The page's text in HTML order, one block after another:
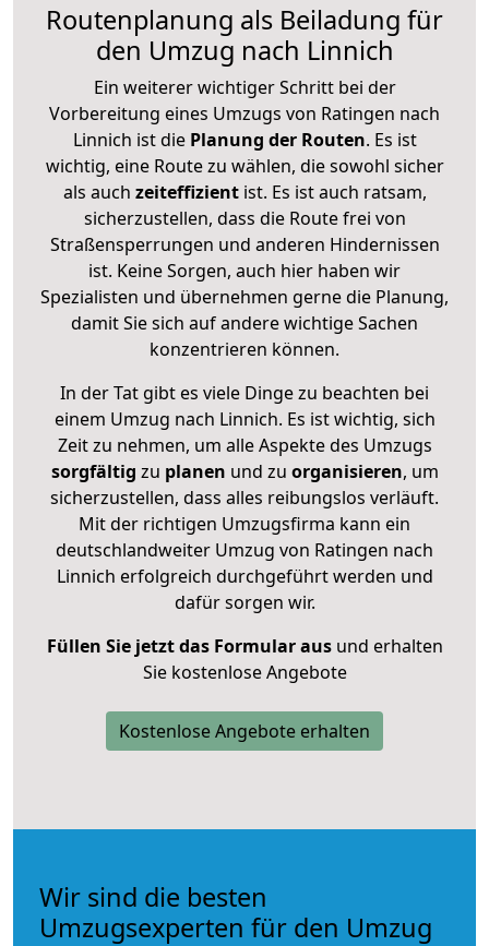
Routenplanung als Beiladung für
den Umzug nach Linnich
Ein weiterer wichtiger Schritt bei der
Vorbereitung eines Umzugs von Ratingen nach
Linnich ist diePlanung der Routen. Es ist
wichtig, eine Route zu wählen, die sowohl sicher
als auch zeiteffizientist. Es ist auch ratsam,
sicherzustellen, dass die Route frei von
Straßensperrungen und anderen Hindernissen
ist. Keine Sorgen, auch hier haben wir
Spezialisten und übernehmen gerne die Planung,
damit Sie sich auf andere wichtige Sachen
konzentrieren können.
In der Tat gibt es viele Dinge zu beachten bei
einem Umzug nach Linnich. Es ist wichtig, sich
Zeit zu nehmen, um alle Aspekte des Umzugs
sorgfältig zu planen und zu organisieren, um
sicherzustellen, dass alles reibungslos verläuft.
Mit der richtigen Umzugsfirma kann ein
deutschlandweiter Umzug von Ratingen nach
Linnich erfolgreich durchgeführt werden und
dafür sorgen wir.
Füllen Sie jetzt das Formular ausund erhalten
Sie kostenlose Angebote
Kostenlose Angebote erhalten
Wir sind die besten
Umzugsexperten für den Umzug